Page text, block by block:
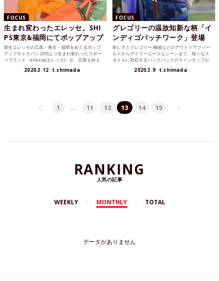
FOCUS
生まれ変わったエレッセ。SHI
PS東京&福岡にてポップアップ
新生エレッセの広島・東京・福岡をめぐるポップ
アップキャラバン 20SSより生まれ変わったスポー
ツブランド〈ellesse(エレッセ)〉が、広島を終え
2020.3.12 t.shimada
FOCUS
グレゴリーの温故知新な柄「イ
ンディゴパッチワーク」登場
刺し子とグレゴリー 極地などのアウトドアフィー
ルドからデイリーユースなシーンまで、様々なス
タイルに対応するバックパックのラインナップが
2020.3.9 t.shimada
1 … 11 12 13 14 15
RANKING
人気の記事
WEEKLY MONTHLY TOTAL
データがありません